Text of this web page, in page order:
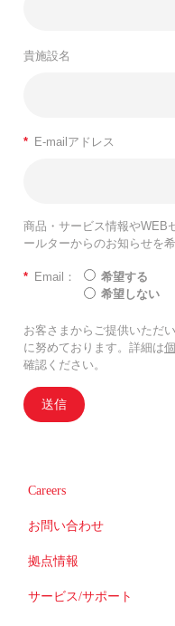
貴施設名
* E-mailアドレス
商品・サービス情報やWEB
ールターからのお知らせを
* Email：
希望する
希望しない
お客さまからご提供いただ
に努めております。詳細は
確認ください。
送信
Careers
お問い合わせ
拠点情報
サービス/サポート